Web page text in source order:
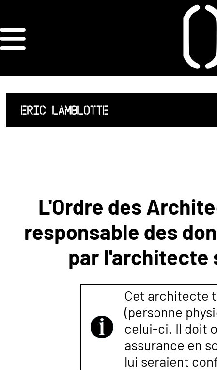
ORDRE DES
ARCHITECTES
ACCUEIL
LISTE DES
ANNEXE 4 CODT
CONTACTER
ERIC LAMBLOTTE
L'Ordre des
responsable des
par l'architecte
Cet architecte
(personne
celui-ci. Il doit
assurance en
lui seraient